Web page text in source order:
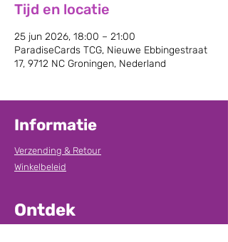
Tijd en locatie
25 jun 2026, 18:00 – 21:00
ParadiseCards TCG, Nieuwe Ebbingestraat
17, 9712 NC Groningen, Nederland
Informatie
Verzending & Retour
Winkelbeleid
Ontdek